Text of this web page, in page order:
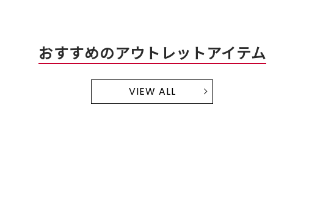
おすすめのアウトレットアイテム
VIEW ALL